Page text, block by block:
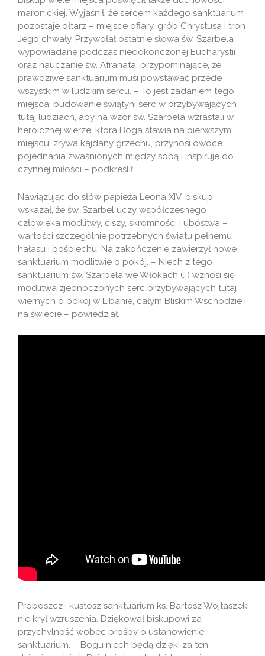
maronickiej. Wyjaśnił, że sercem każdego sanktuarium
pozostaje ołtarz – miejsce ofiary, grób Chrystusa i tron
Jego chwały. Przywołał ostatnie słowa św. Szarbela
wypowiadane podczas niedokończonej Eucharystii
oraz nauczanie św. Afrahata, przypominające, że
prawdziwe sanktuarium musi powstawać przede
wszystkim w ludzkim sercu. – To jest zadaniem tego
miejsca: budowanie świątyni serc w przybywających
tutaj ludziach, aby na wzór św. Szarbela wzrastali w
heroicznej wierze, która Boga stawia na pierwszym
miejscu, zrywa kajdany grzechu, przynosi owoce
pojednania zwaśnionych między sobą i inspiruje do
czynnej miłości – podkreślił.
Nawiązując do słów papieża Leona XIV, biskup
wskazał, że św. Szarbel uczy współczesnego
człowieka modlitwy, ciszy, skromności i ubóstwa –
wartości szczególnie potrzebnych światu pełnemu
hałasu i pośpiechu. Na zakończenie zawierzył nowe
sanktuarium modlitwie o pokój. – Niech z tego
sanktuarium św. Szarbela we Włókach (…) wznosi się
modlitwa zjednoczonych serc przybywających tutaj
wiernych o pokój w Libanie, całym Bliskim Wschodzie i
na świecie – powiedział.
Proboszcz i kustosz sanktuarium ks. Bartosz Wojtaszek
nie krył wzruszenia. Dziękował biskupowi za
przychylność wobec prośby o ustanowienie
sanktuarium. – Bogu niech będą dzięki za ten